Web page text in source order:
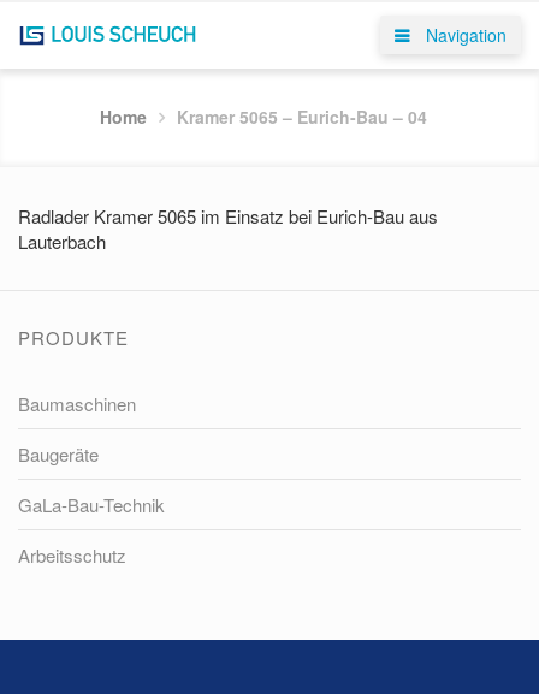
Navigation
Home Kramer 5065 – Eurich-Bau – 04
Radlader Kramer 5065 im Einsatz bei Eurich-Bau aus
Lauterbach
PRODUKTE
Baumaschinen
Baugeräte
GaLa-Bau-Technik
Arbeitsschutz